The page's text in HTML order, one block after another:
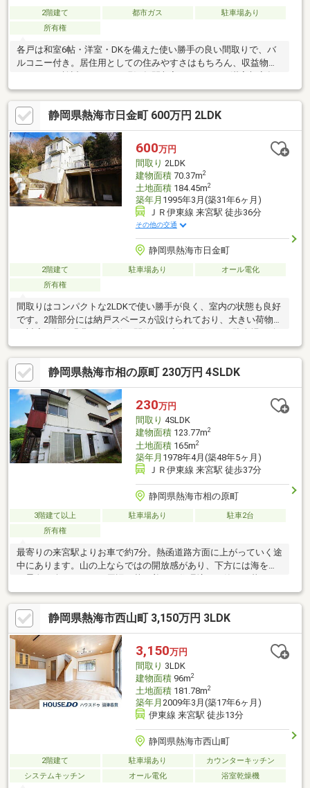
2階建て 都市ガス
駐車場あり
所有権
各戸は和室6帖・洋室・DKを備えた使い勝手の良い間取りで、バ
ルコニー付き。居住用としての住みやすさはもちろん、収益物件
間収入2２１８４０００円、現況表面利回り10.08％、満室想定表
面利回り14.56％。固定資産税は年額44777円で、収益物件として
ご検討いただきやすい物件です。
静岡県熱海市日金町 600万円 2LDK
600万円
間取り 2LDK
建物面積70.37m2
土地面積184.45m2
築年月 1995年3月(築31年6ヶ月)
ＪＲ伊東線 来宮駅 徒歩36分
その他の交通
静岡県熱海市日金町
2階建て 駐車場あり
オール電化
所有権
間取りはコンパクトな2LDKで使い勝手が良く、室内の状態も良好
です。2階部分には納戸スペースが設けられており、大きい荷物に
保されております。JR東海道線「熱海」駅より約3.2キロ。山手に
位置する日金町は豊かな緑と住宅が混在するエリアです。
静岡県熱海市相の原町 230万円 4SLDK
230万円
間取り 4SLDK
建物面積123.77m2
土地面積165m2
築年月 1978年4月(築48年5ヶ月)
ＪＲ伊東線 来宮駅 徒歩37分
静岡県熱海市相の原町
3階建て以上 駐車場あり
駐車2台
所有権
最寄りの来宮駅よりお車で約7分。熱函道路方面に上がっていく途
中にあります。山の上ならではの開放感があり、下方には海を望
たい方やセカンドハウスをお探しの方にもおすすめです。建物は
昭和53年築。１階部分は当初駐車場として計画されていました
が、家族構成の変化に伴い売主様が居室へ改装しており、一部未
登記部分があります。室内は床やクロスをはじめ全体的に経年劣
化が見られ、大規模なリフォーム委が必要な状態です。そのため
ご自身のお好みに合わせて自由にリノベーションしたい方やDIYが
お好きな方におすすめの物件です。※建物は登記上は2階建となっ
ております。
静岡県熱海市西山町 3,150万円 3LDK
3,150万円
間取り 3LDK
建物面積96m2
土地面積181.78m2
築年月 2009年3月(築17年6ヶ月)
伊東線 来宮駅 徒歩13分
静岡県熱海市西山町
2階建て 駐車場あり
カウンターキッチン
システムキッチン
オール電化 浴室乾燥機